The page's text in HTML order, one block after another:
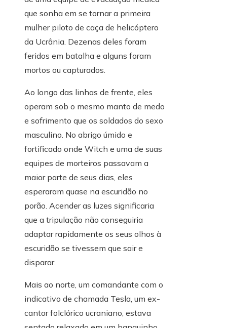
que sonha em se tornar a primeira
mulher piloto de caça de helicóptero
da Ucrânia. Dezenas deles foram
feridos em batalha e alguns foram
mortos ou capturados.
Ao longo das linhas de frente, eles
operam sob o mesmo manto de medo
e sofrimento que os soldados do sexo
masculino. No abrigo úmido e
fortificado onde Witch e uma de suas
equipes de morteiros passavam a
maior parte de seus dias, eles
esperaram quase na escuridão no
porão. Acender as luzes significaria
que a tripulação não conseguiria
adaptar rapidamente os seus olhos à
escuridão se tivessem que sair e
disparar.
Mais ao norte, um comandante com o
indicativo de chamada Tesla, um ex-
cantor folclórico ucraniano, estava